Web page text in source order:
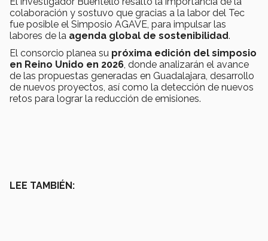
colaboración y sostuvo que gracias a la labor del Tec
fue posible el Simposio AGAVE, para impulsar las
labores de la agenda global de sostenibilidad.
El consorcio planea su próxima edición del simposio
en Reino Unido en 2026, donde analizarán el avance
de las propuestas generadas en Guadalajara, desarrollo
de nuevos proyectos, así como la detección de nuevos
retos para lograr la reducción de emisiones.
LEE TAMBIÉN: